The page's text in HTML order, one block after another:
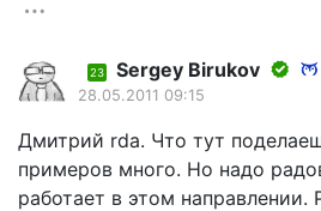
23 Sergey Birukov
28.05.2011 09:15
Дмитрий rda. Что тут
примеров много. Но надо
работает в этом направлении.